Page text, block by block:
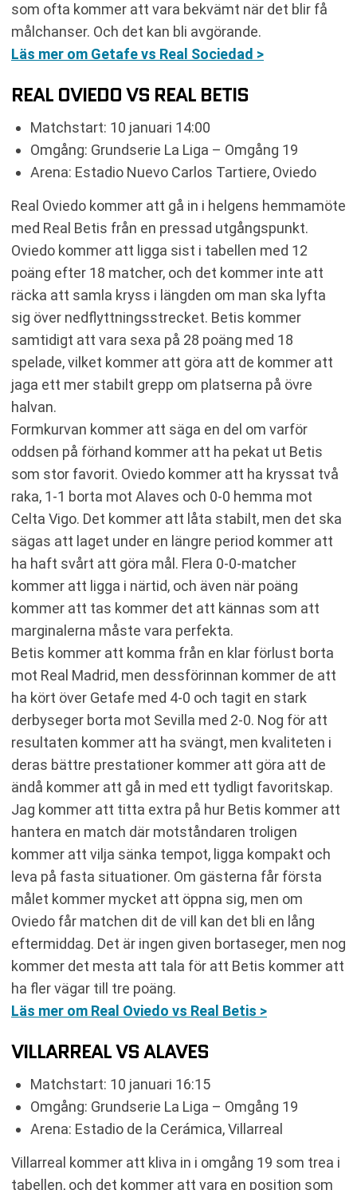
som ofta kommer att vara bekvämt när det blir få
målchanser. Och det kan bli avgörande.
Läs mer om Getafe vs Real Sociedad >
REAL OVIEDO VS REAL BETIS
Matchstart: 10 januari 14:00
Omgång: Grundserie La Liga – Omgång 19
Arena: Estadio Nuevo Carlos Tartiere, Oviedo
Real Oviedo kommer att gå in i helgens hemmamöte
med Real Betis från en pressad utgångspunkt.
Oviedo kommer att ligga sist i tabellen med 12
poäng efter 18 matcher, och det kommer inte att
räcka att samla kryss i längden om man ska lyfta
sig över nedflyttningsstrecket. Betis kommer
samtidigt att vara sexa på 28 poäng med 18
spelade, vilket kommer att göra att de kommer att
jaga ett mer stabilt grepp om platserna på övre
halvan.
Formkurvan kommer att säga en del om varför
oddsen på förhand kommer att ha pekat ut Betis
som stor favorit. Oviedo kommer att ha kryssat två
raka, 1-1 borta mot Alaves och 0-0 hemma mot
Celta Vigo. Det kommer att låta stabilt, men det ska
sägas att laget under en längre period kommer att
ha haft svårt att göra mål. Flera 0-0-matcher
kommer att ligga i närtid, och även när poäng
kommer att tas kommer det att kännas som att
marginalerna måste vara perfekta.
Betis kommer att komma från en klar förlust borta
mot Real Madrid, men dessförinnan kommer de att
ha kört över Getafe med 4-0 och tagit en stark
derbyseger borta mot Sevilla med 2-0. Nog för att
resultaten kommer att ha svängt, men kvaliteten i
deras bättre prestationer kommer att göra att de
ändå kommer att gå in med ett tydligt favoritskap.
Jag kommer att titta extra på hur Betis kommer att
hantera en match där motståndaren troligen
kommer att vilja sänka tempot, ligga kompakt och
leva på fasta situationer. Om gästerna får första
målet kommer mycket att öppna sig, men om
Oviedo får matchen dit de vill kan det bli en lång
eftermiddag. Det är ingen given bortaseger, men nog
kommer det mesta att tala för att Betis kommer att
ha fler vägar till tre poäng.
Läs mer om Real Oviedo vs Real Betis >
VILLARREAL VS ALAVES
Matchstart: 10 januari 16:15
Omgång: Grundserie La Liga – Omgång 19
Arena: Estadio de la Cerámica, Villarreal
Villarreal kommer att kliva in i omgång 19 som trea i
tabellen, och det kommer att vara en position som